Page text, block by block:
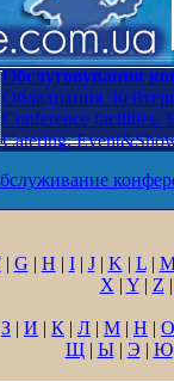
Обслуговування
Обладнання.
Conference facilities.
Catering.
| G | H | I| J| K | L|
X | Y| Z |
З | И | К | Л | М | Н | О
Щ| Ы| Э | Ю